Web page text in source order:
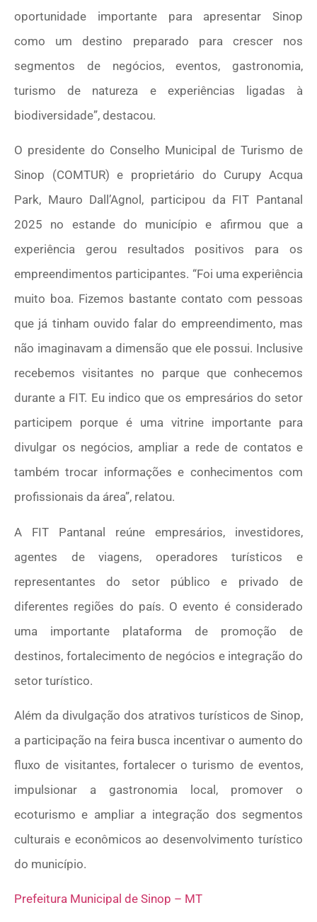
oportunidade importante para apresentar Sinop
como um destino preparado para crescer nos
segmentos de negócios, eventos, gastronomia,
turismo de natureza e experiências ligadas à
biodiversidade”, destacou.
O presidente do Conselho Municipal de Turismo de
Sinop (COMTUR) e proprietário do Curupy Acqua
Park, Mauro Dall’Agnol, participou da FIT Pantanal
2025 no estande do município e afirmou que a
experiência gerou resultados positivos para os
empreendimentos participantes. “Foi uma experiência
muito boa. Fizemos bastante contato com pessoas
que já tinham ouvido falar do empreendimento, mas
não imaginavam a dimensão que ele possui. Inclusive
recebemos visitantes no parque que conhecemos
durante a FIT. Eu indico que os empresários do setor
participem porque é uma vitrine importante para
divulgar os negócios, ampliar a rede de contatos e
também trocar informações e conhecimentos com
profissionais da área”, relatou.
A FIT Pantanal reúne empresários, investidores,
agentes de viagens, operadores turísticos e
representantes do setor público e privado de
diferentes regiões do país. O evento é considerado
uma importante plataforma de promoção de
destinos, fortalecimento de negócios e integração do
setor turístico.
Além da divulgação dos atrativos turísticos de Sinop,
a participação na feira busca incentivar o aumento do
fluxo de visitantes, fortalecer o turismo de eventos,
impulsionar a gastronomia local, promover o
ecoturismo e ampliar a integração dos segmentos
culturais e econômicos ao desenvolvimento turístico
do município.
Prefeitura Municipal de Sinop – MT